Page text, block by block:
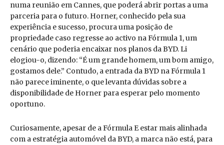
numa reunião em Cannes, que poderá abrir portas a uma
parceria para o futuro. Horner, conhecido pela sua
experiência e sucesso, procura uma posição de
propriedade caso regresse ao activo na Fórmula 1, um
cenário que poderia encaixar nos planos da BYD. Li
elogiou-o, dizendo: “É um grande homem, um bom amigo,
gostamos dele.” Contudo, a entrada da BYD na Fórmula 1
não parece iminente, o que levanta dúvidas sobre a
disponibilidade de Horner para esperar pelo momento
oportuno.
Curiosamente, apesar de a Fórmula E estar mais alinhada
com a estratégia automóvel da BYD, a marca não está, para